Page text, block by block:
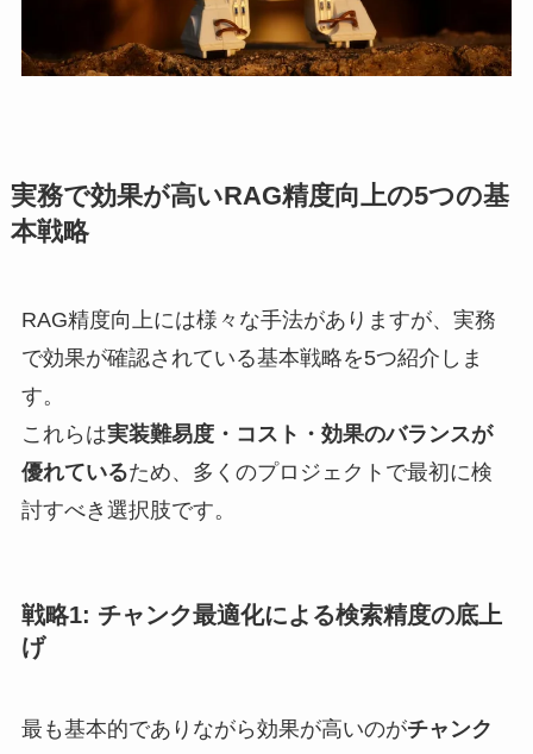
実務で効果が高いRAG精度向上の5つの基
本戦略
RAG精度向上には様々な手法がありますが、実務
で効果が確認されている基本戦略を5つ紹介しま
す。
これらは実装難易度・コスト・効果のバランスが
優れているため、多くのプロジェクトで最初に検
討すべき選択肢です。
戦略1: チャンク最適化による検索精度の底上
げ
最も基本的でありながら効果が高いのがチャンク